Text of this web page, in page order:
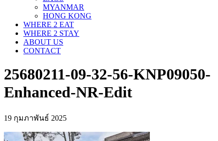
MYANMAR
HONG KONG
WHERE 2 EAT
WHERE 2 STAY
ABOUT US
CONTACT
25680211-09-32-56-KNP09050-
Enhanced-NR-Edit
19 กุมภาพันธ์ 2025